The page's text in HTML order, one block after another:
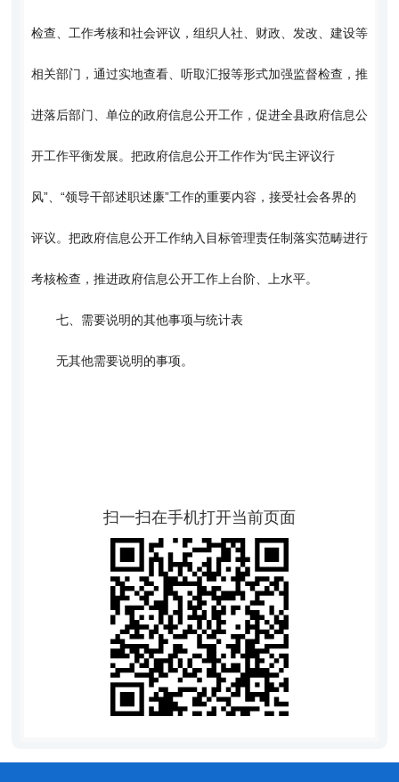
检查、工作考核和社会评议，组织人社、财政、发改、建设等
相关部门，通过实地查看、听取汇报等形式加强监督检查，推
进落后部门、单位的政府信息公开工作，促进全县政府信息公
开工作平衡发展。把政府信息公开工作作为“民主评议行
风”、“领导干部述职述廉”工作的重要内容，接受社会各界的
评议。把政府信息公开工作纳入目标管理责任制落实范畴进行
考核检查，推进政府信息公开工作上台阶、上水平。
七、需要说明的其他事项与统计表
无其他需要说明的事项。
扫一扫在手机打开当前页面